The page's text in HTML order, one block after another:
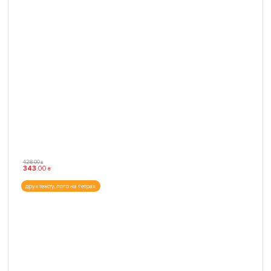
428.00 ₴
343.00 ₴
друк тексту, лого на гетрах